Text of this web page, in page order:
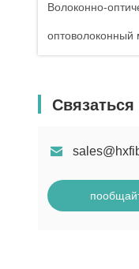
Волоконно-
оптоволоконный